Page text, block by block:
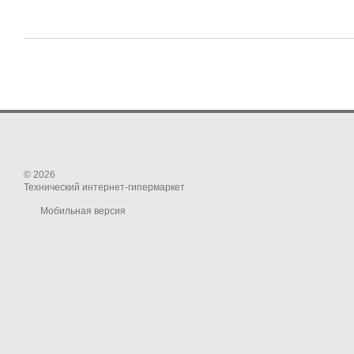
© 2026
Технический интернет-гипермаркет
Мобильная версия